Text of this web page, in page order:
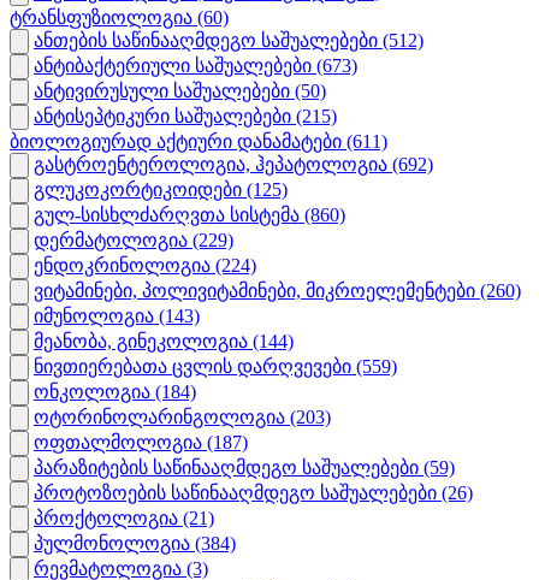
ტრანსფუზიოლოგია (60)
ანთების საწინააღმდეგო საშუალებები (512)
ანტიბაქტერიული საშუალებები (673)
ანტივირუსული საშუალებები (50)
ანტისეპტიკური საშუალებები (215)
ბიოლოგიურად აქტიური დანამატები (611)
გასტროენტეროლოგია, ჰეპატოლოგია (692)
გლუკოკორტიკოიდები (125)
გულ-სისხლძარღვთა სისტემა (860)
დერმატოლოგია (229)
ენდოკრინოლოგია (224)
ვიტამინები, პოლივიტამინები, მიკროელემენტები (260)
იმუნოლოგია (143)
მეანობა, გინეკოლოგია (144)
ნივთიერებათა ცვლის დარღვევები (559)
ონკოლოგია (184)
ოტორინოლარინგოლოგია (203)
ოფთალმოლოგია (187)
პარაზიტების საწინააღმდეგო საშუალებები (59)
პროტოზოების საწინააღმდეგო საშუალებები (26)
პროქტოლოგია (21)
პულმონოლოგია (384)
რევმატოლოგია (3)